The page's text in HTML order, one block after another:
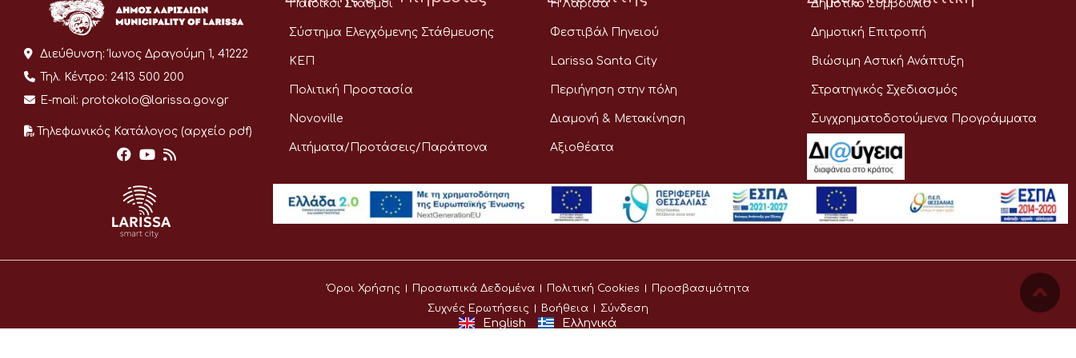
Διεύθυνση: Ίωνος Δραγούμη 1, 41222
Τηλ. Κέντρο: 2413 500 200
E-mail: protokolo@larissa.gov.gr
Τηλεφωνικός Κατάλογος (αρχείο pdf)
Παιδικοί Σταθμοί
Σύστημα Ελεγχόμενης Στάθμευσης
ΚΕΠ
Πολιτική Προστασία
Novoville
Αιτήματα/Προτάσεις/Παράπονα
Η Λάρισα
Φεστιβάλ Πηνειού
Larissa Santa City
Περιήγηση στην πόλη
Διαμονή & Μετακίνηση
Αξιοθέατα
Δημοτικό Συμβούλιο
Δημοτική Επιτροπή
Βιώσιμη Αστική Ανάπτυξη
Στρατηγικός Σχεδιασμός
Συγχρηματοδοτούμενα Προγράμματα
Όροι Χρήσης Προσωπικά Δεδομένα Πολιτική Cookies
Προσβασιμότητα
Συχνές Ερωτήσεις
Βοήθεια Σύνδεση
English Ελληνικά